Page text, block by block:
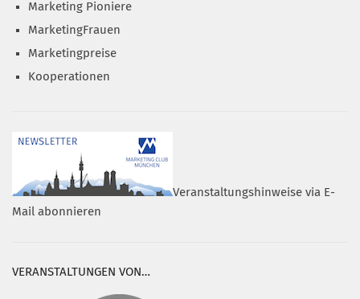
Marketing Pioniere
MarketingFrauen
Marketingpreise
Kooperationen
Veranstaltungshinweise via E-
Mail abonnieren
VERANSTALTUNGEN VON…